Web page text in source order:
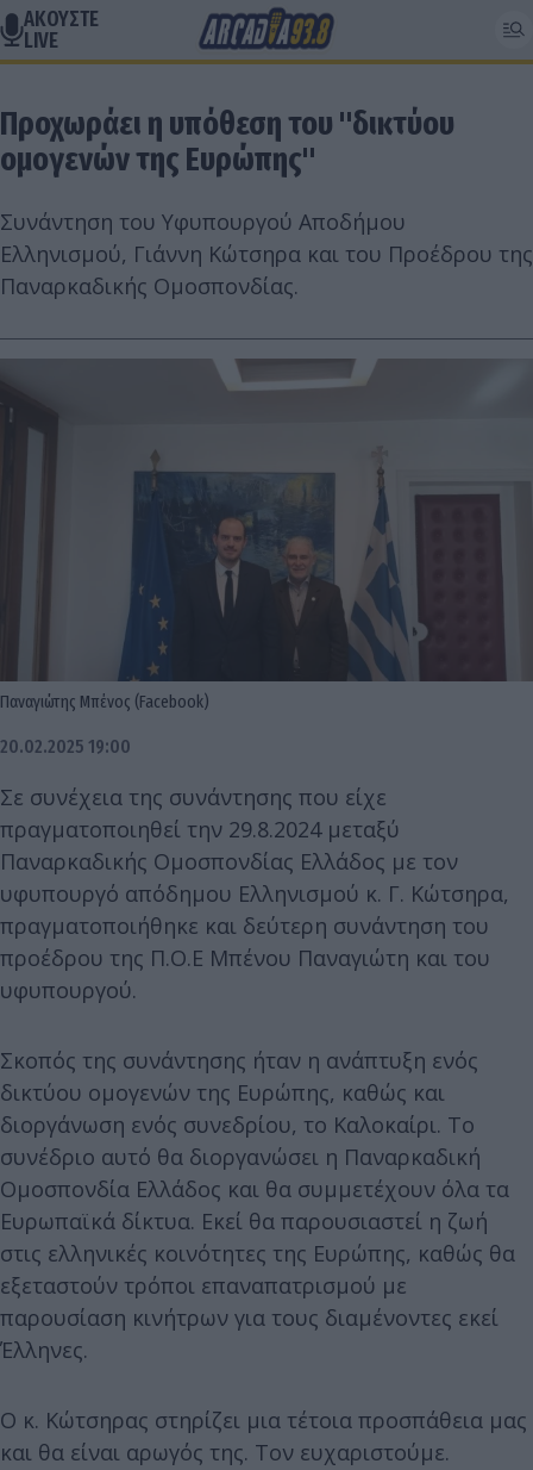
ΑΚΟΥΣΤΕ
LIVE
Προχωράει η υπόθεση του "δικτύου
ομογενών της Ευρώπης"
Συνάντηση του Υφυπουργού Αποδήμου
Ελληνισμού, Γιάννη Κώτσηρα και του Προέδρου της
Παναρκαδικής Ομοσπονδίας.
Παναγιώτης Μπένος (Facebook)
20.02.2025 19:00
Σε συνέχεια της συνάντησης που είχε
πραγματοποιηθεί την 29.8.2024 μεταξύ
Παναρκαδικής Ομοσπονδίας Ελλάδος με τον
υφυπουργό απόδημου Ελληνισμού κ. Γ. Κώτσηρα,
πραγματοποιήθηκε και δεύτερη συνάντηση του
προέδρου της Π.Ο.Ε Μπένου Παναγιώτη και του
υφυπουργού.
Σκοπός της συνάντησης ήταν η ανάπτυξη ενός
δικτύου ομογενών της Ευρώπης, καθώς και
διοργάνωση ενός συνεδρίου, το Καλοκαίρι. Το
συνέδριο αυτό θα διοργανώσει η Παναρκαδική
Ομοσπονδία Ελλάδος και θα συμμετέχουν όλα τα
Ευρωπαϊκά δίκτυα. Εκεί θα παρουσιαστεί η ζωή
στις ελληνικές κοινότητες της Ευρώπης, καθώς θα
εξεταστούν τρόποι επαναπατρισμού με
παρουσίαση κινήτρων για τους διαμένοντες εκεί
Έλληνες.
Ο κ. Κώτσηρας στηρίζει μια τέτοια προσπάθεια μας
και θα είναι αρωγός της. Τον ευχαριστούμε.